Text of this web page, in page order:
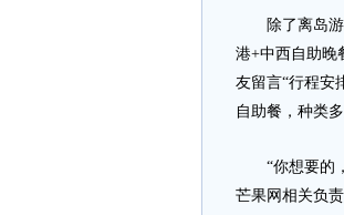
除了离岛游
港+中西自助晚
友留言“行程安
自助餐，种类
“你想要的，
芒果网相关负